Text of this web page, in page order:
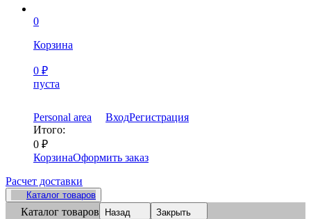
0
Корзина
0 ₽
пуста
Personal area ВходРегистрация
Итого:
0 ₽
КорзинаОформить заказ
Расчет доставки
Каталог товаров
Каталог товаров Назад Закрыть